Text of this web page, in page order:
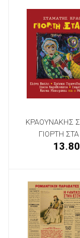
ΚΡΑΟΥΝΑΚΗΣ
ΓΙΟΡΤΗ ΣΤΑ